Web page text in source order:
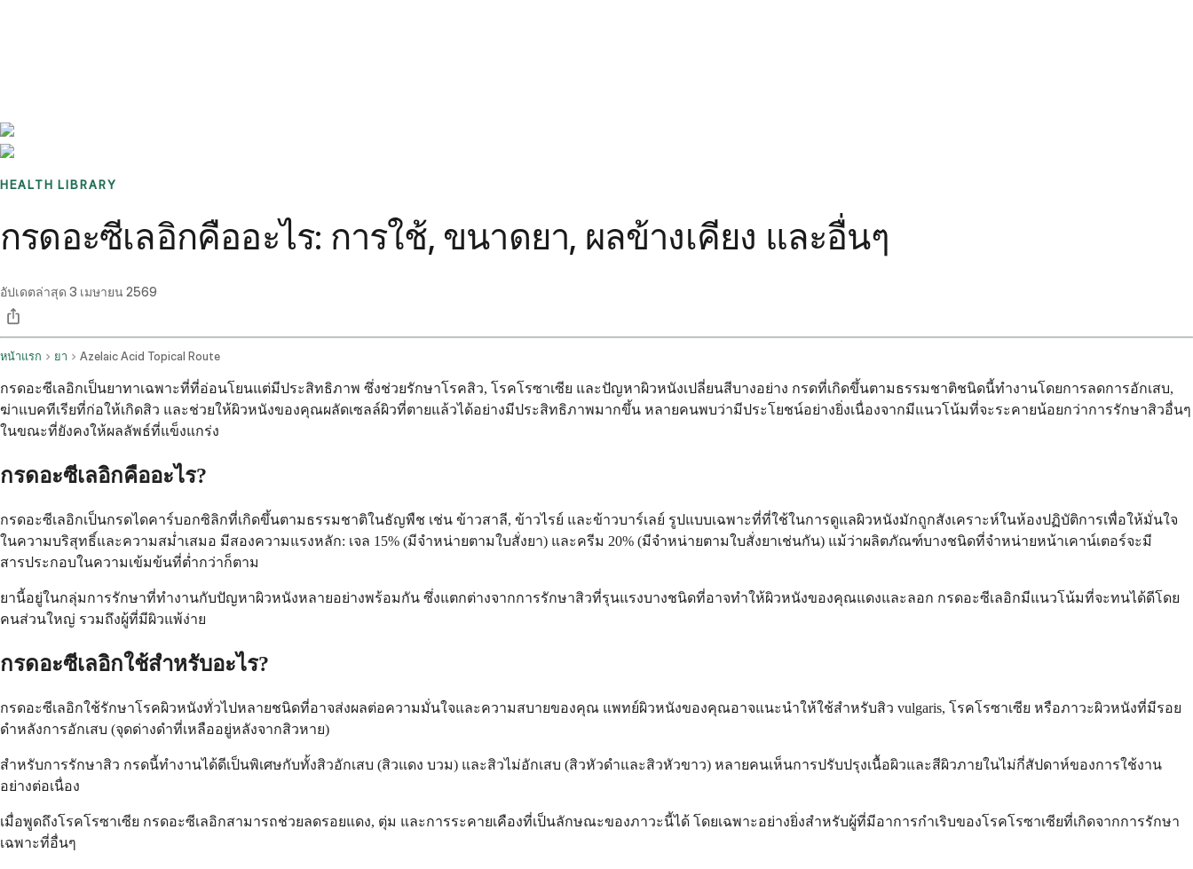
HEALTH LIBRARY
กรดอะซีเลอิกคืออะไร: การใช้, ขนาดยา, ผลข้างเคียง และอื่นๆ
อัปเดตล่าสุด 3 เมษายน 2569
หน้าแรก ยา Azelaic Acid Topical Route
กรดอะซีเลอิกเป็นยาทาเฉพาะที่ที่อ่อนโยนแต่มีประสิทธิภาพ ซึ่งช่วยรักษาโรคสิว, โรคโรซาเซีย และปัญหาผิวหนังเปลี่ยนสีบางอย่าง กรดที่เกิดขึ้นตามธรรมชาติชนิดนี้ทำงานโดยการลดการอักเสบ,
ฆ่าแบคทีเรียที่ก่อให้เกิดสิว และช่วยให้ผิวหนังของคุณผลัดเซลล์ผิวที่ตายแล้วได้อย่างมีประสิทธิภาพมากขึ้น หลายคนพบว่ามีประโยชน์อย่างยิ่งเนื่องจากมีแนวโน้มที่จะระคายน้อยกว่าการรักษาสิวอื่นๆ
ในขณะที่ยังคงให้ผลลัพธ์ที่แข็งแกร่ง
กรดอะซีเลอิกคืออะไร?
กรดอะซีเลอิกเป็นกรดไดคาร์บอกซิลิกที่เกิดขึ้นตามธรรมชาติในธัญพืช เช่น ข้าวสาลี, ข้าวไรย์ และข้าวบาร์เลย์ รูปแบบเฉพาะที่ที่ใช้ในการดูแลผิวหนังมักถูกสังเคราะห์ในห้องปฏิบัติการเพื่อให้มั่นใจ
ในความบริสุทธิ์และความสม่ำเสมอ มีสองความแรงหลัก: เจล 15% (มีจำหน่ายตามใบสั่งยา) และครีม 20% (มีจำหน่ายตามใบสั่งยาเช่นกัน) แม้ว่าผลิตภัณฑ์บางชนิดที่จำหน่ายหน้าเคาน์เตอร์จะมี
สารประกอบในความเข้มข้นที่ต่ำกว่าก็ตาม
ยานี้อยู่ในกลุ่มการรักษาที่ทำงานกับปัญหาผิวหนังหลายอย่างพร้อมกัน ซึ่งแตกต่างจากการรักษาสิวที่รุนแรงบางชนิดที่อาจทำให้ผิวหนังของคุณแดงและลอก กรดอะซีเลอิกมีแนวโน้มที่จะทนได้ดีโดย
คนส่วนใหญ่ รวมถึงผู้ที่มีผิวแพ้ง่าย
กรดอะซีเลอิกใช้สำหรับอะไร?
กรดอะซีเลอิกใช้รักษาโรคผิวหนังทั่วไปหลายชนิดที่อาจส่งผลต่อความมั่นใจและความสบายของคุณ แพทย์ผิวหนังของคุณอาจแนะนำให้ใช้สำหรับสิว vulgaris, โรคโรซาเซีย หรือภาวะผิวหนังที่มีรอย
ดำหลังการอักเสบ (จุดด่างดำที่เหลืออยู่หลังจากสิวหาย)
สำหรับการรักษาสิว กรดนี้ทำงานได้ดีเป็นพิเศษกับทั้งสิวอักเสบ (สิวแดง บวม) และสิวไม่อักเสบ (สิวหัวดำและสิวหัวขาว) หลายคนเห็นการปรับปรุงเนื้อผิวและสีผิวภายในไม่กี่สัปดาห์ของการใช้งาน
อย่างต่อเนื่อง
เมื่อพูดถึงโรคโรซาเซีย กรดอะซีเลอิกสามารถช่วยลดรอยแดง, ตุ่ม และการระคายเคืองที่เป็นลักษณะของภาวะนี้ได้ โดยเฉพาะอย่างยิ่งสำหรับผู้ที่มีอาการกำเริบของโรคโรซาเซียที่เกิดจากการรักษา
เฉพาะที่อื่นๆ